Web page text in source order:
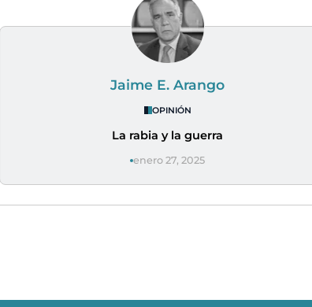
Jaime E. Arango
OPINIÓN
La rabia y la guerra
enero 27, 2025